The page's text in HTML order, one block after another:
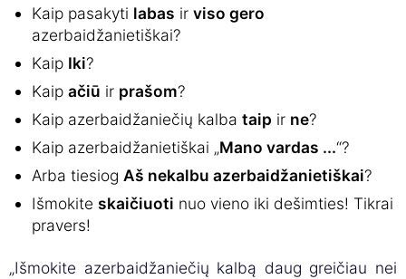
Kaip pasakyti labas ir viso gero
azerbaidžanietiškai?
Kaip Iki?
Kaip ačiū ir prašom?
Kaip azerbaidžaniečių kalba taip ir ne?
Kaip azerbaidžanietiškai „Mano vardas ...“?
Arba tiesiog Aš nekalbu azerbaidžanietiškai?
Išmokite skaičiuoti nuo vieno iki dešimties! Tikrai
pravers!
„Išmokite azerbaidžaniečių kalbą daug greičiau nei